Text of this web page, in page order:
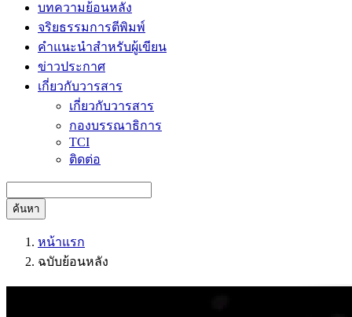
บทความย้อนหลัง
จริยธรรมการตีพิมพ์
คำแนะนำสำหรับผู้เขียน
ข่าวประกาศ
เกี่ยวกับวารสาร
เกี่ยวกับวารสาร
กองบรรณาธิการ
TCI
ติดต่อ
ค้นหา
หน้าแรก
ฉบับย้อนหลัง